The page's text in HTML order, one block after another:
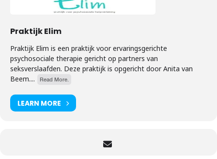
Praktijk Elim
Praktijk Elim is een praktijk voor ervaringsgerichte
psychosociale therapie gericht op partners van
seksverslaafden. Deze praktijk is opgericht door Anita van
Beem....
Read More.
LEARN MORE